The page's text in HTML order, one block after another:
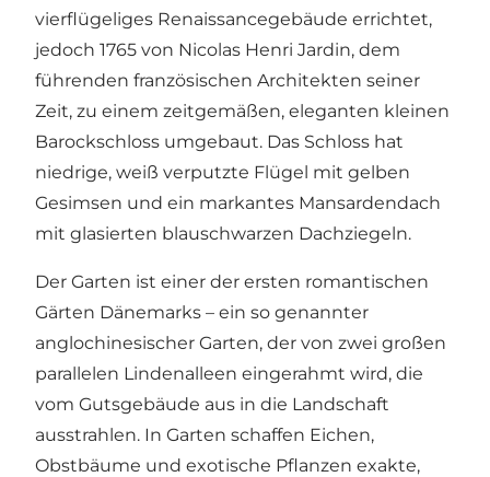
vierflügeliges Renaissancegebäude errichtet,
jedoch 1765 von Nicolas Henri Jardin, dem
führenden französischen Architekten seiner
Zeit, zu einem zeitgemäßen, eleganten kleinen
Barockschloss umgebaut. Das Schloss hat
niedrige, weiß verputzte Flügel mit gelben
Gesimsen und ein markantes Mansardendach
mit glasierten blauschwarzen Dachziegeln.
Der Garten ist einer der ersten romantischen
Gärten Dänemarks – ein so genannter
anglochinesischer Garten, der von zwei großen
parallelen Lindenalleen eingerahmt wird, die
vom Gutsgebäude aus in die Landschaft
ausstrahlen. In Garten schaffen Eichen,
Obstbäume und exotische Pflanzen exakte,